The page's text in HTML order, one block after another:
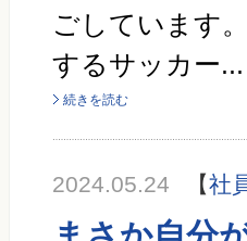
ごしています
するサッカー...
続きを読む
2024.05.24 【社